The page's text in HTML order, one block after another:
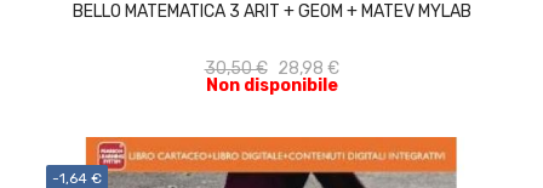
BELLO MATEMATICA 3 ARIT + GEOM + MATEV MYLAB
30,50 € 28,98 €
Non disponibile
-1,64 €